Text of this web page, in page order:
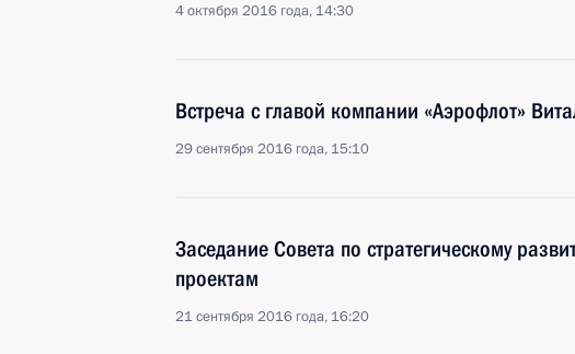
4 октября 2016 года, 14:30
Встреча с главой компании «Аэрофлот»
29 сентября 2016 года, 15:10
Заседание Совета по стратегическому
проектам
21 сентября 2016 года, 16:20